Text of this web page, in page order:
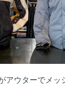
アウターでメッ